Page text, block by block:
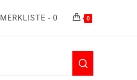
MERKLISTE - 0 0